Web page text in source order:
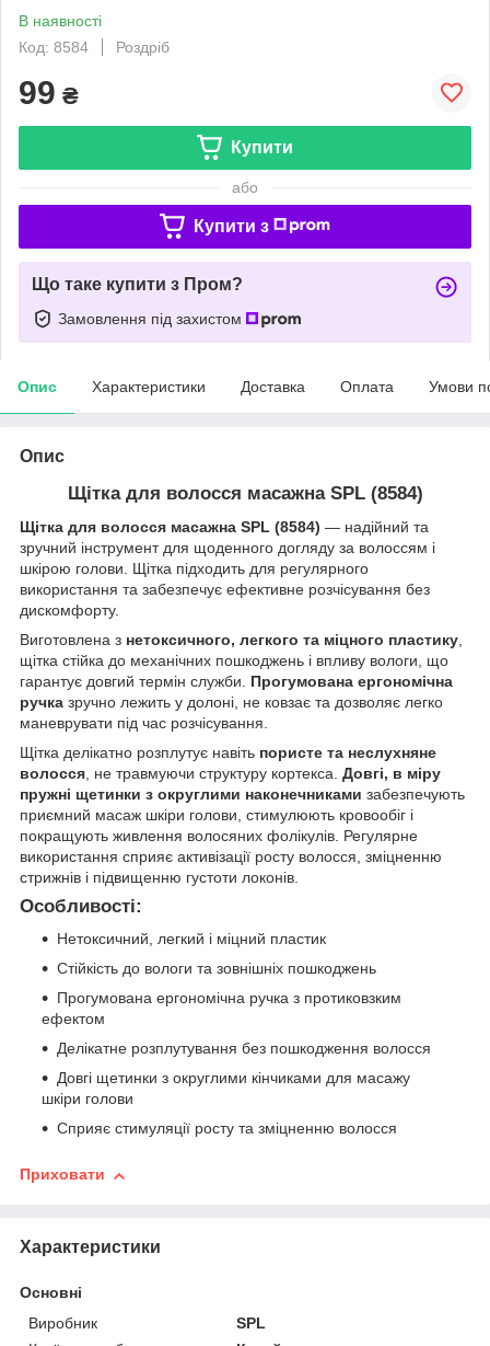
В наявності
Код: 8584
Роздріб
99 ₴
Купити
або
Купити з
Що таке купити з Пром?
Замовлення під захистом
Опис Характеристики Доставка Оплата Умови
Опис
Щітка для волосся масажна SPL (8584)
Щітка для волосся масажна SPL (8584) — надійний та
зручний інструмент для щоденного догляду за волоссям і
шкірою голови. Щітка підходить для регулярного
використання та забезпечує ефективне розчісування без
дискомфорту.
Виготовлена з нетоксичного, легкого та міцного пластику
щітка стійка до механічних пошкоджень і впливу вологи, що
гарантує довгий термін служби. Прогумована ергономічна
ручка зручно лежить у долоні, не ковзає та дозволяє легко
маневрувати під час розчісування.
Щітка делікатно розплутує навіть пористе та неслухняне
волосся , не травмуючи структуру кортекса. Довгі, в міру
пружні щетинки з округлими наконечниками забезпечують
приємний масаж шкіри голови, стимулюють кровообіг і
покращують живлення волосяних фолікулів. Регулярне
використання сприяє активізації росту волосся, зміцненню
стрижнів і підвищенню густоти локонів.
Особливості:
Нетоксичний, легкий і міцний пластик
Стійкість до вологи та зовнішніх пошкоджень
Прогумована ергономічна ручка з протиковзким
ефектом
Делікатне розплутування без пошкодження волосся
Довгі щетинки з округлими кінчиками для масажу
шкіри голови
Сприяє стимуляції росту та зміцненню волосся
Приховати
Характеристики
Основні
Виробник
SPL